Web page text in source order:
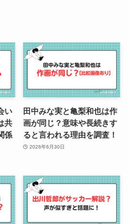
い
共
係
田中みな実と亀梨和也は作
画が同じ？意味や長続きす
ると言われる理由を調査！
2026年6月30日